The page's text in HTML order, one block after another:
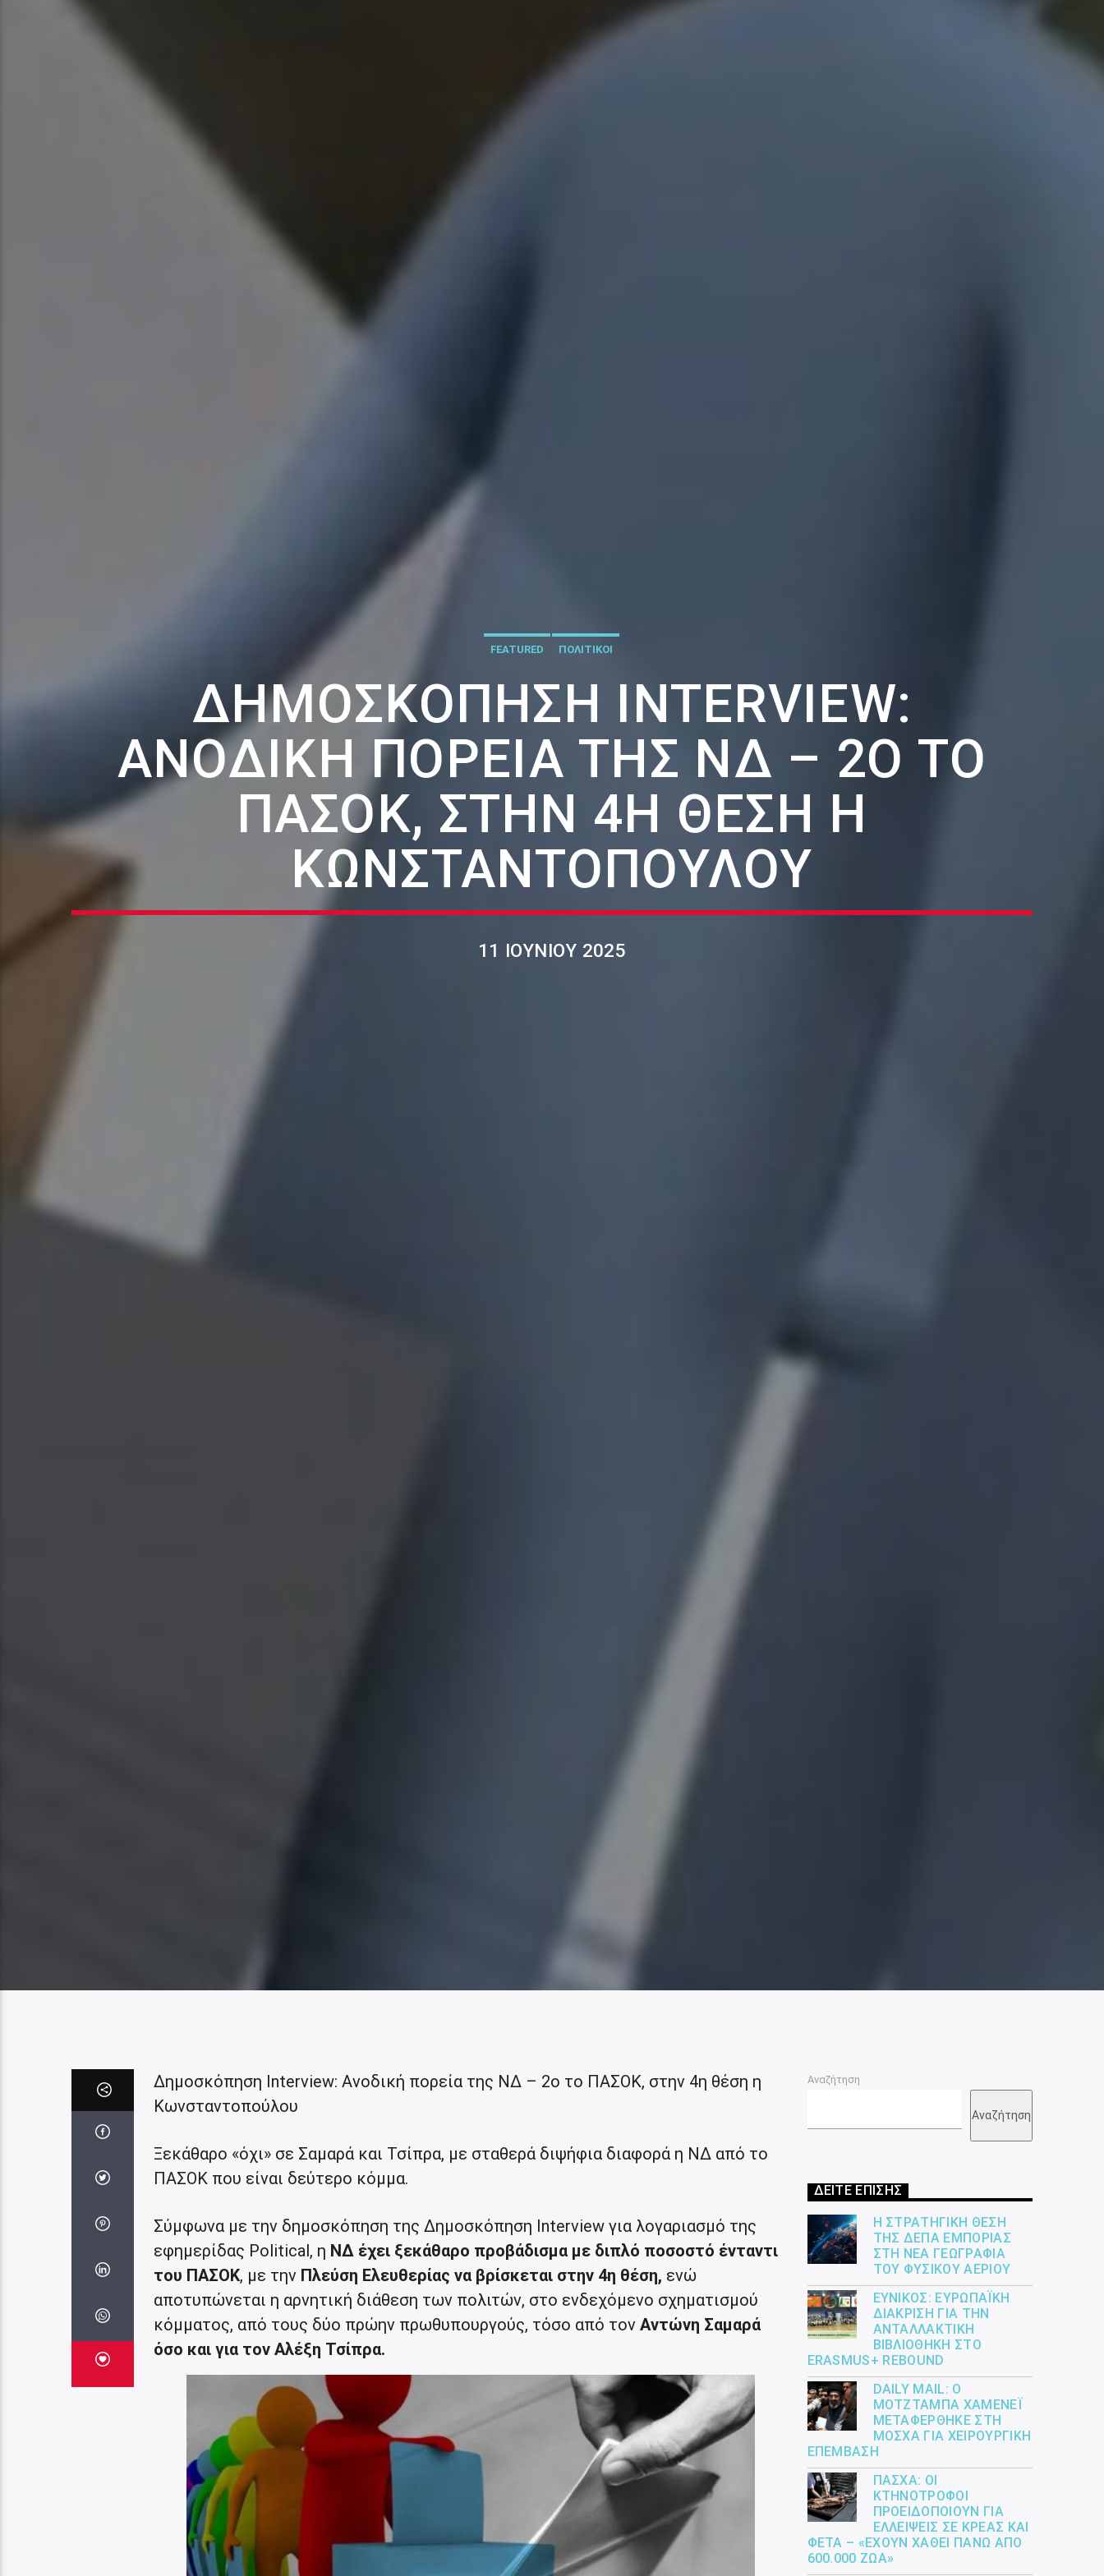
FEATURED ΠΟΛΙΤΙΚΟΙ
ΔΗΜΟΣΚΌΠΗΣΗ INTERVIEW:
AΝΟΔΙΚΉ ΠΟΡΕΊΑ ΤΗΣ ΝΔ – 2Ο ΤΟ
ΠΑΣΟΚ, ΣΤΗΝ 4Η ΘΈΣΗ Η
ΚΩΝΣΤΑΝΤΟΠΟΎΛΟΥ
11 ΙΟΥΝΊΟΥ 2025
Δημοσκόπηση Interview: Aνοδική πορεία της ΝΔ – 2ο το ΠΑΣΟΚ, στην 4η θέση η
Κωνσταντοπούλου
Ξεκάθαρο «όχι» σε Σαμαρά και Τσίπρα, με σταθερά διψήφια διαφορά η ΝΔ από το
ΠΑΣΟΚ που είναι δεύτερο κόμμα.
Σύμφωνα με την δημοσκόπηση της Δημοσκόπηση Interview για λογαριασμό της
εφημερίδας Political, η ΝΔ έχει ξεκάθαρο προβάδισμα με διπλό ποσοστό ένταντι
του ΠΑΣΟΚ, με την Πλεύση Ελευθερίας να βρίσκεται στην 4η θέση, ενώ
αποτυπώνεται η αρνητική διάθεση των πολιτών, στο ενδεχόμενο σχηματισμού
κόμματος, από τους δύο πρώην πρωθυπουργούς, τόσο από τονΑντώνη Σαμαρά
όσο και για τον Αλέξη Τσίπρα.
Αναζήτηση
Αναζήτηση
ΔΕΙΤΕ ΕΠΙΣΗΣ
Η ΣΤΡΑΤΗΓΙΚΉ ΘΈΣΗ
ΤΗΣ ΔΕΠΑ ΕΜΠΟΡΊΑΣ
ΣΤΗ ΝΈΑ ΓΕΩΓΡΑΦΊΑ
ΤΟΥ ΦΥΣΙΚΟΎ ΑΕΡΊΟΥ
ΕΎΝΙΚΟΣ: ΕΥΡΩΠΑΪΚΉ
ΔΙΆΚΡΙΣΗ ΓΙΑ ΤΗΝ
ΑΝΤΑΛΛΑΚΤΙΚΉ
ΒΙΒΛΙΟΘΉΚΗ ΣΤΟ
ERASMUS+ REBOUND
DAILY MAIL: Ο
ΜΟΤΖΤΆΜΠΑ ΧΑΜΕΝΕΪ́
ΜΕΤΑΦΈΡΘΗΚΕ ΣΤΗ
ΜΌΣΧΑ ΓΙΑ ΧΕΙΡΟΥΡΓΙΚΉ
ΕΠΈΜΒΑΣΗ
ΠΆΣΧΑ: ΟΙ
ΚΤΗΝΟΤΡΌΦΟΙ
ΠΡΟΕΙΔΟΠΟΙΟΎΝ ΓΙΑ
ΕΛΛΕΊΨΕΙΣ ΣΕ ΚΡΈΑΣ ΚΑΙ
ΦΈΤΑ – «ΈΧΟΥΝ ΧΑΘΕΊ ΠΆΝΩ ΑΠΌ
600.000 ΖΏΑ»